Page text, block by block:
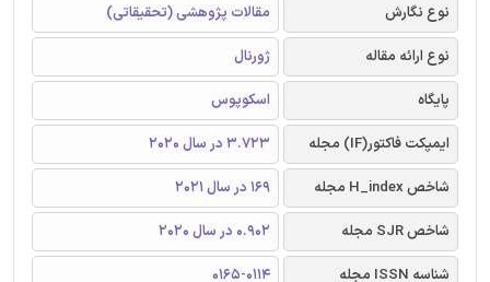
نوع نگارش
مقالات پژوهشی (تحقیقاتی)
نوع ارائه مقاله
ژورنال
پایگاه
اسکوپوس
ایمپکت فاکتور(IF) مجله
3.723 در سال 2020
شاخص H_index مجله
169 در سال 2021
شاخص SJR مجله
0.902 در سال 2020
شناسه ISSN مجله
0165-0114